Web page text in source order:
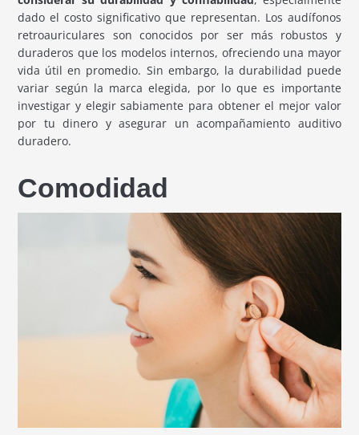
dado el costo significativo que representan. Los audífonos
retroauriculares son conocidos por ser más robustos y
duraderos que los modelos internos, ofreciendo una mayor
vida útil en promedio. Sin embargo, la durabilidad puede
variar según la marca elegida, por lo que es importante
investigar y elegir sabiamente para obtener el mejor valor
por tu dinero y asegurar un acompañamiento auditivo
duradero.
Comodidad